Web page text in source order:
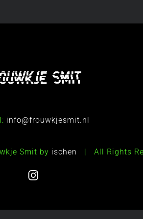
info@frouwkjesmit.nl
Smit by ischen | All Rights
Instagram